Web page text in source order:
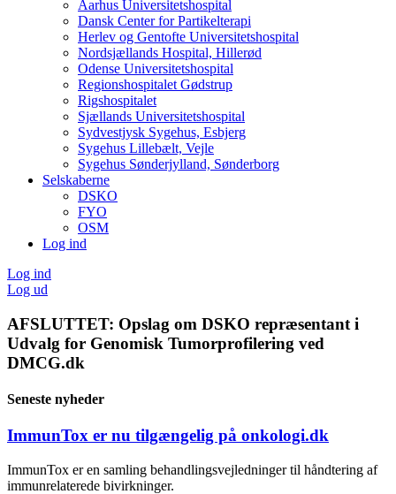
Aarhus Universitetshospital
Dansk Center for Partikelterapi
Herlev og Gentofte Universitetshospital
Nordsjællands Hospital, Hillerød
Odense Universitetshospital
Regionshospitalet Gødstrup
Rigshospitalet
Sjællands Universitetshospital
Sydvestjysk Sygehus, Esbjerg
Sygehus Lillebælt, Vejle
Sygehus Sønderjylland, Sønderborg
Selskaberne
DSKO
FYO
OSM
Log ind
Log ind
Log ud
AFSLUTTET: Opslag om DSKO repræsentant i
Udvalg for Genomisk Tumorprofilering ved
DMCG.dk
Seneste nyheder
ImmunTox er nu tilgængelig på onkologi.dk
ImmunTox er en samling behandlingsvejledninger til håndtering af
immunrelaterede bivirkninger.